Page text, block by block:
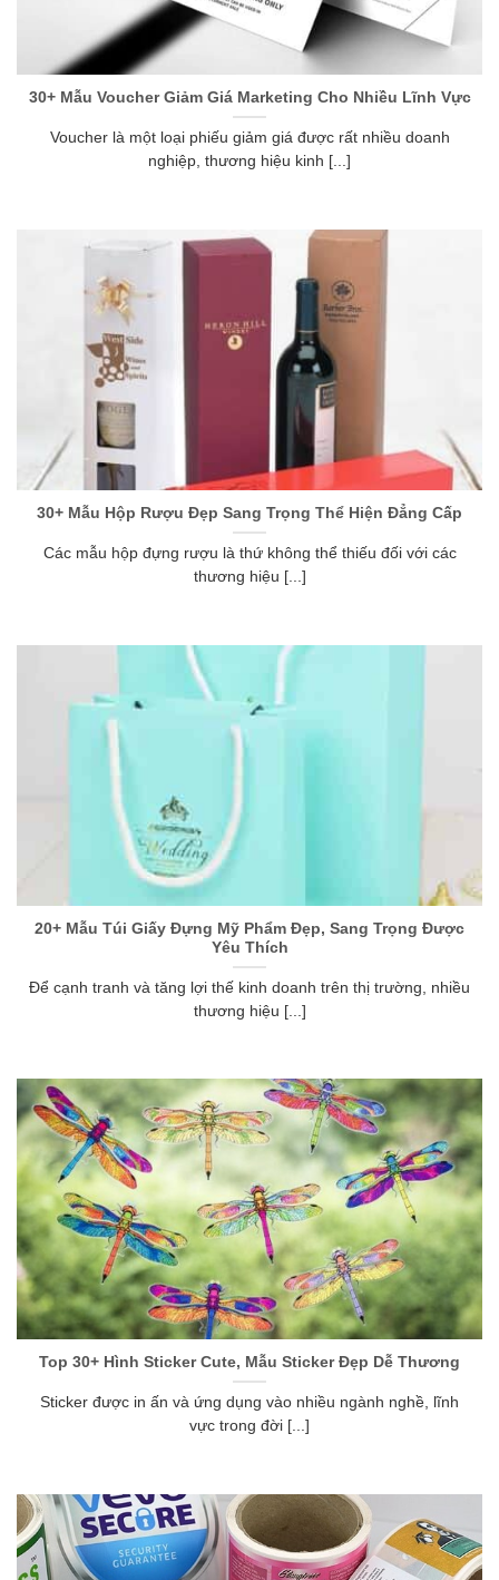
30+ Mẫu Voucher Giảm Giá Marketing Cho Nhiều Lĩnh Vực
Voucher là một loại phiếu giảm giá được rất nhiều doanh
nghiệp, thương hiệu kinh [...]
30+ Mẫu Hộp Rượu Đẹp Sang Trọng Thể Hiện Đẳng Cấp
Các mẫu hộp đựng rượu là thứ không thể thiếu đối với các
thương hiệu [...]
20+ Mẫu Túi Giấy Đựng Mỹ Phẩm Đẹp, Sang Trọng Được
Yêu Thích
Để cạnh tranh và tăng lợi thế kinh doanh trên thị trường, nhiều
thương hiệu [...]
Top 30+ Hình Sticker Cute, Mẫu Sticker Đẹp Dễ Thương
Sticker được in ấn và ứng dụng vào nhiều ngành nghề, lĩnh
vực trong đời [...]